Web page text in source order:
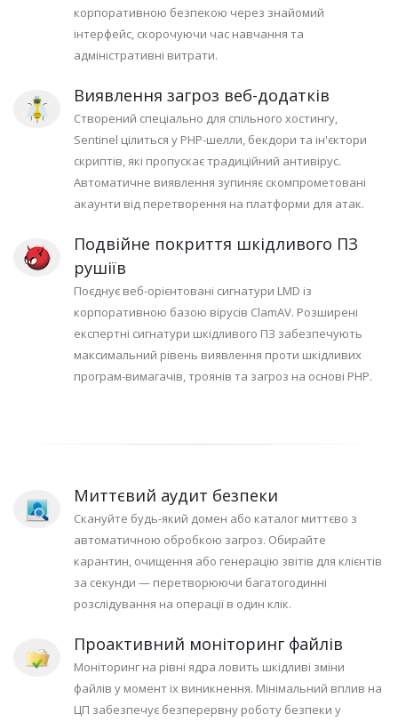
корпоративною безпекою через знайомий
інтерфейс, скорочуючи час навчання та
адміністративні витрати.
Виявлення загроз веб-додатків
Створений спеціально для спільного хостингу,
Sentinel цілиться у PHP-шелли, бекдори та ін'єктори
скриптів, які пропускає традиційний антивірус.
Автоматичне виявлення зупиняє скомпрометовані
акаунти від перетворення на платформи для атак.
Подвійне покриття шкідливого ПЗ
рушіїв
Поєднує веб-орієнтовані сигнатури LMD із
корпоративною базою вірусів ClamAV. Розширені
експертні сигнатури шкідливого ПЗ забезпечують
максимальний рівень виявлення проти шкідливих
програм-вимагачів, троянів та загроз на основі PHP.
Миттєвий аудит безпеки
Скануйте будь-який домен або каталог миттєво з
автоматичною обробкою загроз. Обирайте
карантин, очищення або генерацію звітів для клієнтів
за секунди — перетворюючи багатогодинні
розслідування на операції в один клік.
Проактивний моніторинг файлів
Моніторинг на рівні ядра ловить шкідливі зміни
файлів у момент їх виникнення. Мінімальний вплив на
ЦП забезпечує безперервну роботу безпеки у